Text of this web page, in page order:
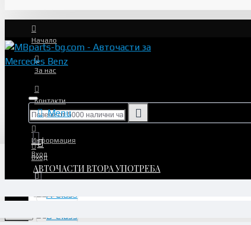
Начало
За нас
Контакти
Информация
Вход
Menu
АВТОЧАСТИ ВТОРА УПОТРЕБА
Вход